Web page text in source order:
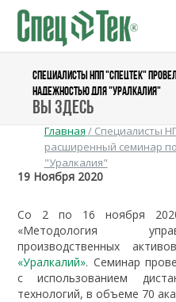
СПЕЦИАЛИСТЫ НПП "СПЕЦТЕК"
НАДЕЖНОСТЬЮ ДЛЯ "УРАЛКАЛИЯ"
Вы здесь
Главная / Специалисты
расширенный семинар
"Уралкалия"
19 Ноября 2020
Со 2 по 16 ноября 2020
«Методология
производственных
«Уралкалий». Семинар
с использованием
технологий, в объеме 70